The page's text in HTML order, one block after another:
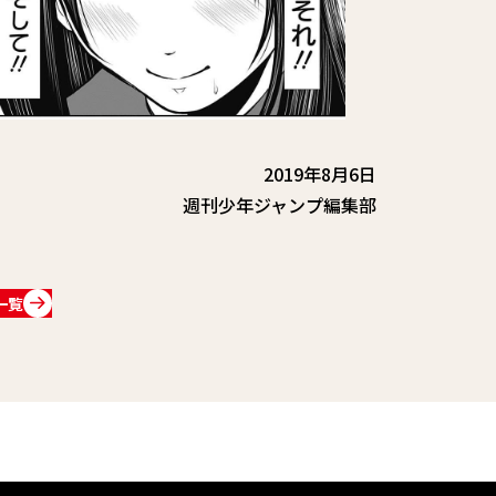
2019年8月6日
週刊少年ジャンプ編集部
覧